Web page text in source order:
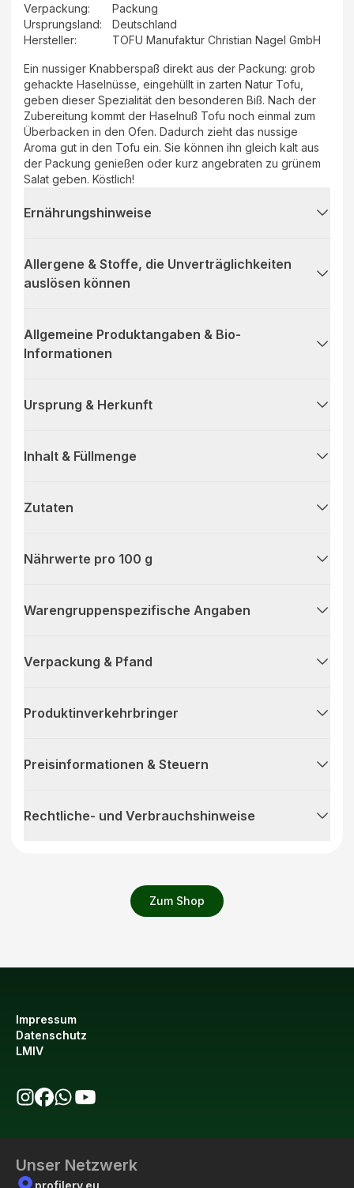
Zum Shop
Verpackung:
Packung
Ursprungsland:
Deutschland
Hersteller: TOFU Manufaktur Christian Nagel GmbH
Ein nussiger Knabberspaß direkt aus der Packung: grob
gehackte Haselnüsse, eingehüllt in zarten Natur Tofu,
geben dieser Spezialität den besonderen Biß. Nach der
Zubereitung kommt der Haselnuß Tofu noch einmal zum
Überbacken in den Ofen. Dadurch zieht das nussige
Aroma gut in den Tofu ein. Sie können ihn gleich kalt aus
der Packung genießen oder kurz angebraten zu grünem
Salat geben. Köstlich!
Ernährungshinweise
Allergene & Stoffe, die Unverträglichkeiten
auslösen können
Allgemeine Produktangaben & Bio-
Informationen
Ursprung & Herkunft
Inhalt & Füllmenge
Zutaten
Nährwerte pro 100 g
Warengruppenspezifische Angaben
Verpackung & Pfand
Produktinverkehrbringer
Preisinformationen & Steuern
Rechtliche- und Verbrauchshinweise
Impressum
Datenschutz
LMIV
Unser Netzwerk
profilery.eu